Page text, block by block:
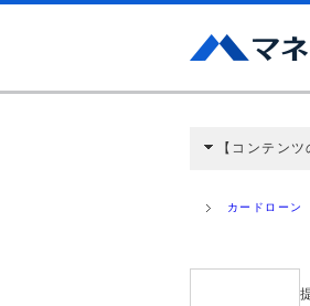
【コンテン
ミ収集などに
カードローン